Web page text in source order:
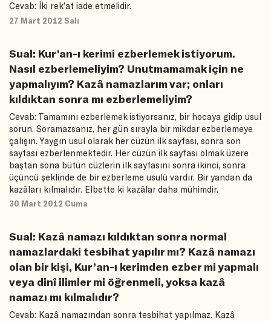
Cevab: İki rek’at iade etmelidir.
27 Mart 2012 Salı
Sual: Kur'an-ı kerimi ezberlemek istiyorum.
Nasıl ezberlemeliyim? Unutmamamak için ne
yapmalıyım? Kazâ namazlarım var; onları
kıldıktan sonra mı ezberlemeliyim?
Cevab: Tamamını ezberlemek istiyorsanız, bir hocaya gidip usul
sorun. Soramazsanız, her gün sırayla bir mikdar ezberlemeye
çalışın. Yaygın usul olarak her cüzün ilk sayfası, sonra son
sayfası ezberlenmektedir. Her cüzün ilk sayfası olmak üzere
baştan sona bütün cüzlerin ilk sayfasını sonra ikinci, sonra
üçüncü şeklinde de bir ezberleme usulü vardır. Bir yandan da
kazâları kılmalıdır. Elbette ki kazâlar daha mühimdir.
30 Mart 2012 Cuma
Sual: Kazâ namazı kıldıktan sonra normal
namazlardaki tesbihat yapılır mı? Kazâ namazı
olan bir kişi, Kur’an-ı kerimden ezber mi yapmalı
veya dinî ilimler mi öğrenmeli, yoksa kazâ
namazı mı kılmalıdır?
Cevab: Kazâ namazından sonra tesbihat yapılmaz. Kazâ